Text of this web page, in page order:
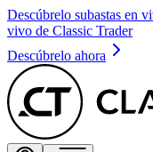
Descúbrelo subastas en
vivo de Classic Trader
Descúbrelo ahora